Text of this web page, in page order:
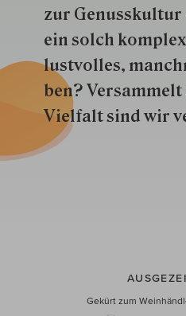
zur Genuss­kultur
ein solch
lustvolles,
ben?
Vielfalt sind wir
Gekürt zum